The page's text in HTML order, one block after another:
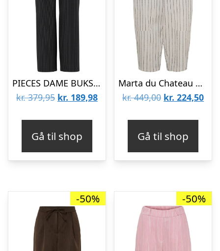
PIECES DAME BUKSER PCFALKA – Black White Pinstripe
kr.379,95 Den
var:
kr. 379,95.
kr. 189,98Den
kr. 189,98.
Gå til shop
Marta du Chateau dame bukser MdcKessia 266137 – Beige/Black
kr.449,00 Den
var:
kr. 449,00.
kr. 224,50Den
kr.
Gå til shop
-50% -50%